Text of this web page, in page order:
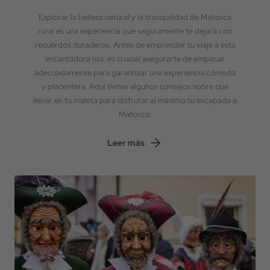
Volver
Llegada
Explorar la belleza natural y la tranquilidad de Mallorca
rural es una experiencia que seguramente te dejará con
recuerdos duraderos. Antes de emprender tu viaje a esta
encantadora isla, es crucial asegurarte de empacar
adecuadamente para garantizar una experiencia cómoda
y placentera. Aquí tienes algunos consejos sobre qué
llevar en tu maleta para disfrutar al máximo tu escapada a
Mallorca:
Leer más